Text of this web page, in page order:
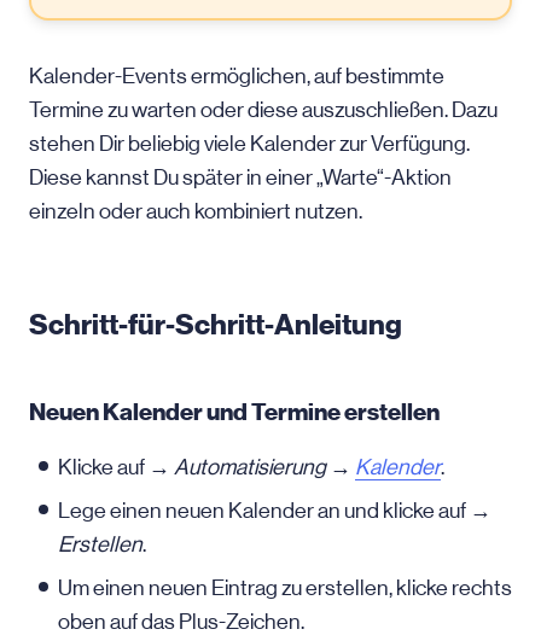
Kalender-Events ermöglichen, auf bestimmte
Termine zu warten oder diese auszuschließen. Dazu
stehen Dir beliebig viele Kalender zur Verfügung.
Diese kannst Du später in einer „Warte“-Aktion
einzeln oder auch kombiniert nutzen.
Schritt-für-Schritt-Anleitung
Neuen Kalender und Termine erstellen
Klicke auf → Automatisierung → Kalender.
Lege einen neuen Kalender an und klicke auf →
Erstellen.
Um einen neuen Eintrag zu erstellen, klicke rechts
oben auf das Plus-Zeichen.